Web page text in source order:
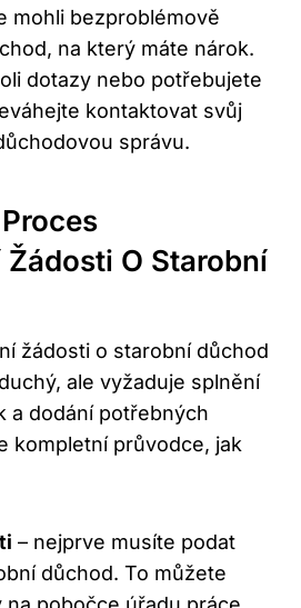
mohli bezproblémově
na který máte nárok.
dotazy nebo potřebujete
kontaktovat svůj
správu.
O Starobní
žádosti o starobní důchod
ale vyžaduje splnění
a dodání potřebných
kompletní průvodce, jak
– nejprve musíte podat
důchod. To můžete